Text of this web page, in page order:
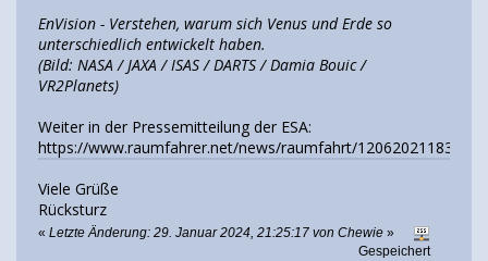
EnVision - Verstehen, warum sich Venus und Erde so
unterschiedlich entwickelt haben.
(Bild: NASA / JAXA / ISAS / DARTS / Damia Bouic /
VR2Planets)
Weiter in der Pressemitteilung der ESA:
https://www.raumfahrer.net/news/raumfahrt/
Viele Grüße
Rücksturz
« Letzte Änderung: 29. Januar 2024, 21:25:17 von Chewie »
Gespeichert